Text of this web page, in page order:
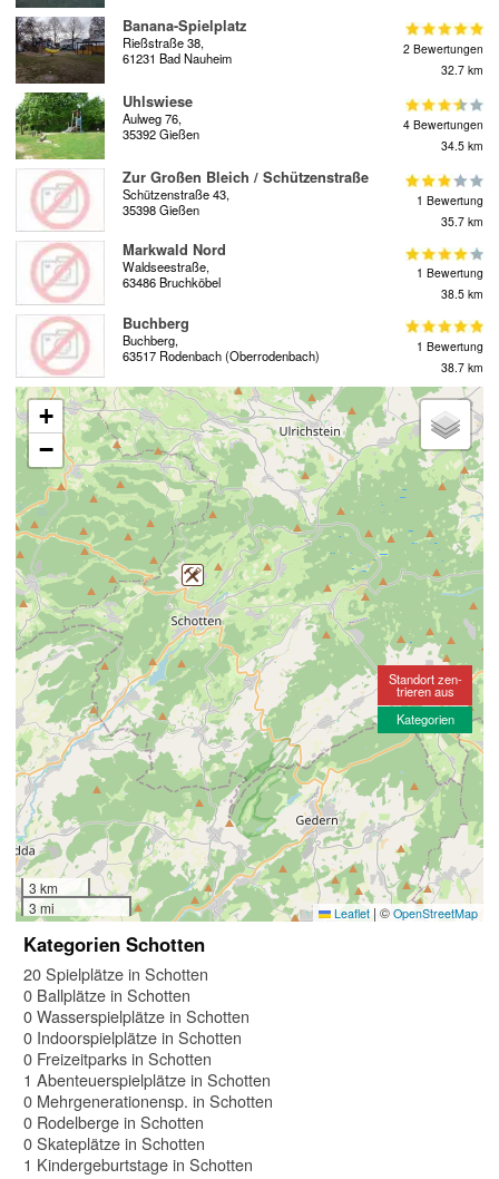
Banana-Spielplatz
Rießstraße 38,
61231 Bad Nauheim
2 Bewertungen
32.7 km
Uhlswiese
Aulweg 76,
35392 Gießen
4 Bewertungen
34.5 km
Zur Großen Bleich / Schützenstraße
Schützenstraße 43,
35398 Gießen
1 Bewertung
35.7 km
Markwald Nord
Waldseestraße,
63486 Bruchköbel
1 Bewertung
38.5 km
Buchberg
Buchberg,
63517 Rodenbach (Oberrodenbach)
1 Bewertung
38.7 km
+
−
3 km
3 mi
Leaflet | © OpenStreetMap
Standort zen-
trieren aus
Kategorien
Kategorien Schotten
20 Spielplätze in Schotten
0 Ballplätze in Schotten
0 Wasserspielplätze in Schotten
0 Indoorspielplätze in Schotten
0 Freizeitparks in Schotten
1 Abenteuerspielplätze in Schotten
0 Mehrgenerationensp. in Schotten
0 Rodelberge in Schotten
0 Skateplätze in Schotten
1 Kindergeburtstage in Schotten